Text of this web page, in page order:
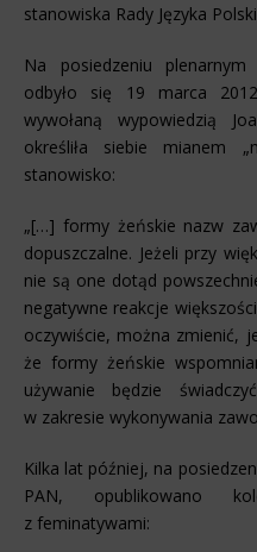
stanowiska Rady Języka
Na posiedzeniu
odbyło się 19 marca
wywołaną wypowiedzią
określiła siebie mianem
stanowisko:
„[…] formy żeńskie nazw
dopuszczalne. Jeżeli przy
nie są one dotąd
negatywne reakcje
oczywiście, można zmienić,
że formy żeńskie
używanie będzie
w zakresie wykonywania
Kilka lat później, na
PAN, opublikowano
z feminatywami: